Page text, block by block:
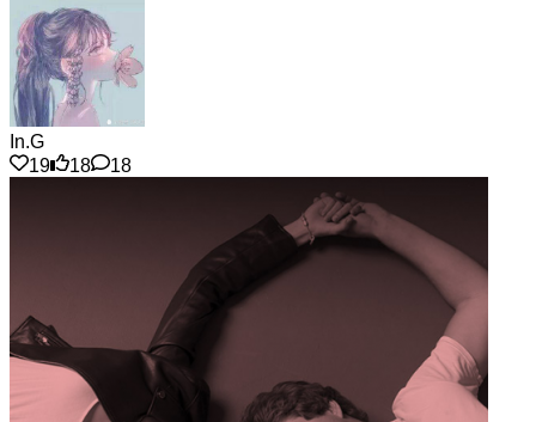
In.G
19
18 18